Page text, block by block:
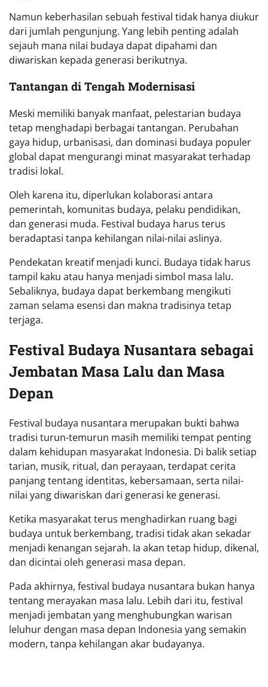
Namun keberhasilan sebuah festival tidak hanya diukur
dari jumlah pengunjung. Yang lebih penting adalah
sejauh mana nilai budaya dapat dipahami dan
diwariskan kepada generasi berikutnya.
Tantangan di Tengah Modernisasi
Meski memiliki banyak manfaat, pelestarian budaya
tetap menghadapi berbagai tantangan. Perubahan
gaya hidup, urbanisasi, dan dominasi budaya populer
global dapat mengurangi minat masyarakat terhadap
tradisi lokal.
Oleh karena itu, diperlukan kolaborasi antara
pemerintah, komunitas budaya, pelaku pendidikan,
dan generasi muda. Festival budaya harus terus
beradaptasi tanpa kehilangan nilai-nilai aslinya.
Pendekatan kreatif menjadi kunci. Budaya tidak harus
tampil kaku atau hanya menjadi simbol masa lalu.
Sebaliknya, budaya dapat berkembang mengikuti
zaman selama esensi dan makna tradisinya tetap
terjaga.
Festival Budaya Nusantara sebagai
Jembatan Masa Lalu dan Masa
Depan
Festival budaya nusantara merupakan bukti bahwa
tradisi turun-temurun masih memiliki tempat penting
dalam kehidupan masyarakat Indonesia. Di balik setiap
tarian, musik, ritual, dan perayaan, terdapat cerita
panjang tentang identitas, kebersamaan, serta nilai-
nilai yang diwariskan dari generasi ke generasi.
Ketika masyarakat terus menghadirkan ruang bagi
budaya untuk berkembang, tradisi tidak akan sekadar
menjadi kenangan sejarah. Ia akan tetap hidup, dikenal,
dan dicintai oleh generasi masa depan.
Pada akhirnya, festival budaya nusantara bukan hanya
tentang merayakan masa lalu. Lebih dari itu, festival
menjadi jembatan yang menghubungkan warisan
leluhur dengan masa depan Indonesia yang semakin
modern, tanpa kehilangan akar budayanya.